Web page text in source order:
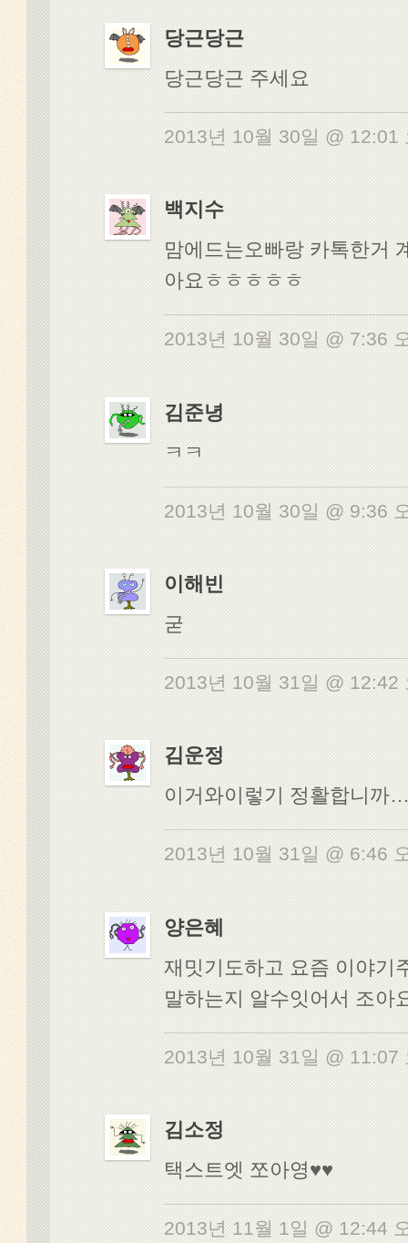
당근당근
당근당근 주세요
2013년 10월 30일 @ 12:01
백지수
맘에드는오빠랑 카톡한거
아요ㅎㅎㅎㅎㅎ
2013년 10월 30일 @ 7:36
김준녕
ㅋㅋ
2013년 10월 30일 @ 9:36
이해빈
굳
2013년 10월 31일 @ 12:42
김운정
이거와이렇기 정활합니까
2013년 10월 31일 @ 6:46
양은혜
재밋기도하고 요즘 이야기
말하는지 알수잇어서 조아
2013년 10월 31일 @ 11:07
김소정
택스트엣 쪼아영♥♥
2013년 11월 1일 @ 12:44